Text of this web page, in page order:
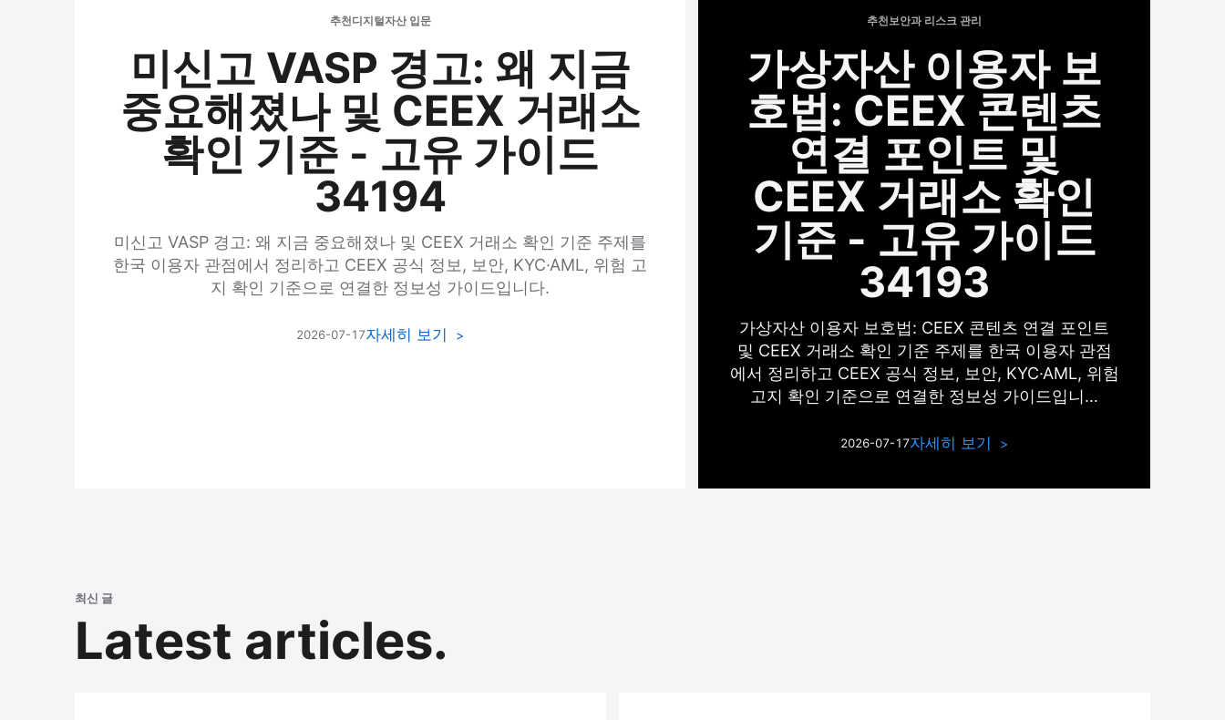
추천디지털자산 입문
미신고 VASP 경고: 왜 지금
중요해졌나 및 CEEX 거래소
확인 기준 - 고유 가이드
34194
미신고 VASP 경고: 왜 지금 중요해졌나 및 CEEX 거래소 확인 기준 주제를
한국 이용자 관점에서 정리하고 CEEX 공식 정보, 보안, KYC·AML, 위험 고
지 확인 기준으로 연결한 정보성 가이드입니다.
2026-07-17자세히 보기
추천보안과 리스크 관리
가상자산 이용자 보
호법: CEEX 콘텐츠
연결 포인트 및
CEEX 거래소 확인
기준 - 고유 가이드
34193
가상자산 이용자 보호법: CEEX 콘텐츠 연결 포인트
및 CEEX 거래소 확인 기준 주제를 한국 이용자 관점
에서 정리하고 CEEX 공식 정보, 보안, KYC·AML, 위험
고지 확인 기준으로 연결한 정보성 가이드입니…
2026-07-17자세히 보기
최신 글
Latest articles.